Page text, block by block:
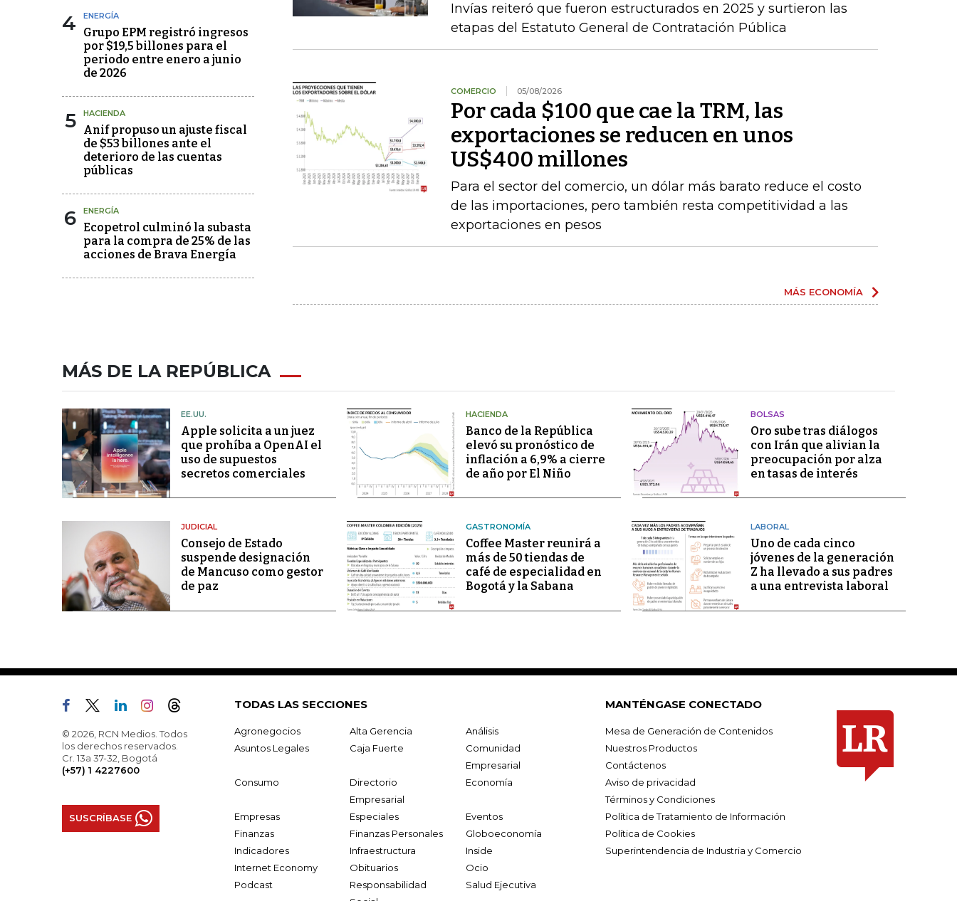
4 ENERGÍA
Grupo EPM registró ingresos
por $19,5 billones para el
periodo entre enero a junio
de 2026
5 HACIENDA
Anif propuso un ajuste fiscal
de $53 billones ante el
deterioro de las cuentas
públicas
6 ENERGÍA
Ecopetrol culminó la subasta
para la compra de 25% de las
acciones de Brava Energía
Invías reiteró que fueron estructurados en 2025 y surtieron las
etapas del Estatuto General de Contratación Pública
COMERCIO 05/08/2026
Por cada $100 que cae la TRM, las
exportaciones se reducen en unos
US$400 millones
Para el sector del comercio, un dólar más barato reduce el costo
de las importaciones, pero también resta competitividad a las
exportaciones en pesos
MÁS ECONOMÍA
MÁS DE LA REPÚBLICA
EE.UU.
Apple solicita a un juez
que prohíba a OpenAI el
uso de supuestos
secretos comerciales
HACIENDA
Banco de la República
elevó su pronóstico de
inflación a 6,9% a cierre
de año por El Niño
BOLSAS
Oro sube tras diálogos
con Irán que alivian la
preocupación por alza
en tasas de interés
JUDICIAL
Consejo de Estado
suspende designación
de Mancuso como gestor
de paz
GASTRONOMÍA
Coffee Master reunirá a
más de 50 tiendas de
café de especialidad en
Bogotá y la Sabana
LABORAL
Uno de cada cinco
jóvenes de la generación
Z ha llevado a sus padres
a una entrevista laboral
© 2026, RCN Medios. Todos
los derechos reservados.
Cr. 13a 37-32, Bogotá
(+57) 1 4227600
SUSCRÍBASE
TODAS LAS SECCIONES
Agronegocios Alta Gerencia
Análisis
Asuntos Legales
Caja Fuerte
Comunidad
Empresarial
Consumo
Directorio
Empresarial
Economía
Empresas Especiales
Eventos
Finanzas
Finanzas Personales
Globoeconomía
Indicadores
Infraestructura
Inside
Internet Economy
Obituarios
Ocio
Podcast
Responsabilidad
Salud Ejecutiva
MANTÉNGASE CONECTADO
Mesa de Generación de Contenidos
Nuestros Productos
Contáctenos
Aviso de privacidad
Términos y Condiciones
Política de Tratamiento de Información
Política de Cookies
Superintendencia de Industria y Comercio